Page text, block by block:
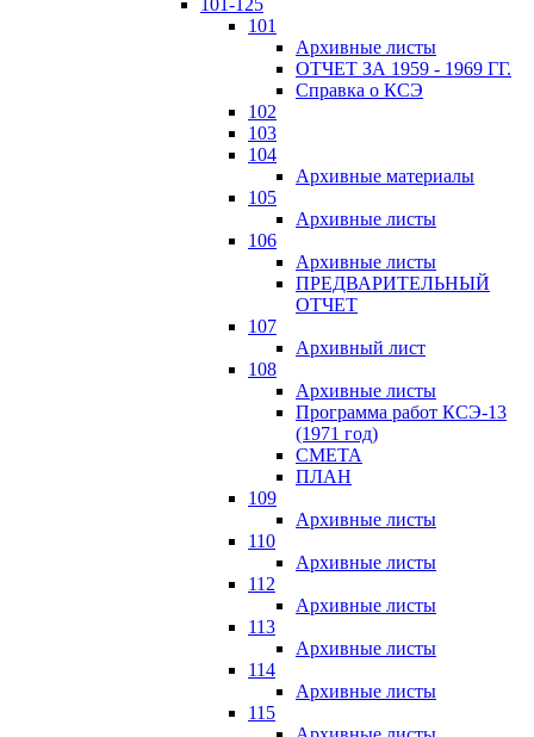
101-125
101
Архивные листы
ОТЧЕТ ЗА 1959 - 1969 ГГ.
Справка о КСЭ
102
103
104
Архивные материалы
105
Архивные листы
106
Архивные листы
ПРЕДВАРИТЕЛЬНЫЙ
ОТЧЕТ
107
Архивный лист
108
Архивные листы
Программа работ КСЭ-13
(1971 год)
СМЕTA
ПЛАН
109
Архивные листы
110
Архивные листы
112
Архивные листы
113
Архивные листы
114
Архивные листы
115